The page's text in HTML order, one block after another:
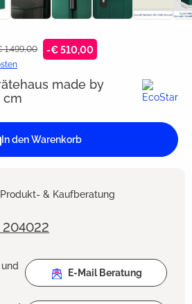
1.499,00 -€ 510,00
made by
cm
In den Warenkorb
& Kaufberatung
204022
E-Mail Beratung